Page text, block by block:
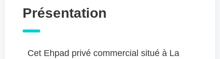
Présentation
Cet Ehpad privé commercial situé à La